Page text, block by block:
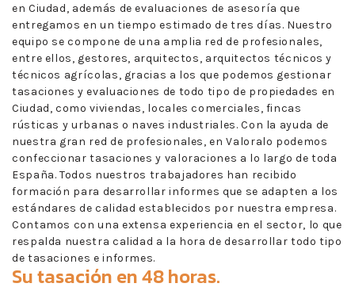
en Ciudad, además de evaluaciones de asesoría que
entregamos en un tiempo estimado de tres días. Nuestro
equipo se compone de una amplia red de profesionales,
entre ellos, gestores, arquitectos, arquitectos técnicos y
técnicos agrícolas, gracias a los que podemos gestionar
tasaciones y evaluaciones de todo tipo de propiedades en
Ciudad, como viviendas, locales comerciales, fincas
rústicas y urbanas o naves industriales. Con la ayuda de
nuestra gran red de profesionales, en Valoralo podemos
confeccionar tasaciones y valoraciones a lo largo de toda
España. Todos nuestros trabajadores han recibido
formación para desarrollar informes que se adapten a los
estándares de calidad establecidos por nuestra empresa.
Contamos con una extensa experiencia en el sector, lo que
respalda nuestra calidad a la hora de desarrollar todo tipo
de tasaciones e informes.
Su tasación en 48 horas.